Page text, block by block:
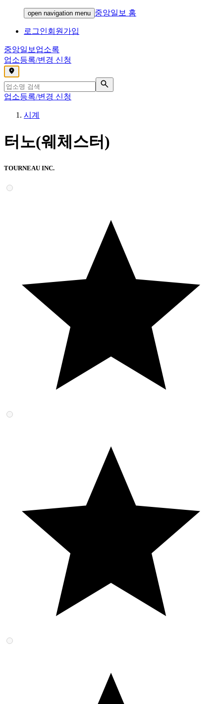
open navigation menu 중앙일보 홈
로그인회원가입
중앙일보 업소록
업소등록/변경 신청
,
업소등록/변경 신청
시계
터노(웨체스터)
TOURNEAU INC.